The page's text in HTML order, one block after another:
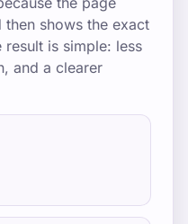
shows the exact
is simple: less
and a clearer